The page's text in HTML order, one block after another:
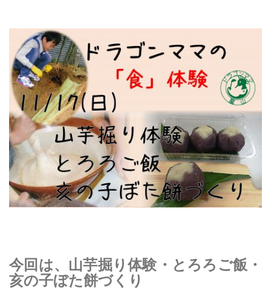
今回は、 山芋掘り体験・とろろご飯・
亥の子ぼた餅づくり